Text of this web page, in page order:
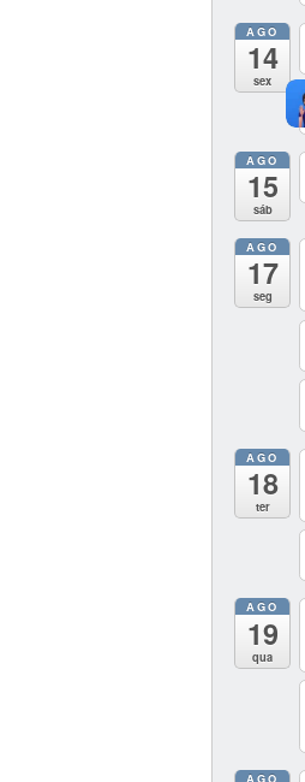
AGO
14
sex
AGO
15
sáb
AGO
17
seg
AGO
18
ter
AGO
19
qua